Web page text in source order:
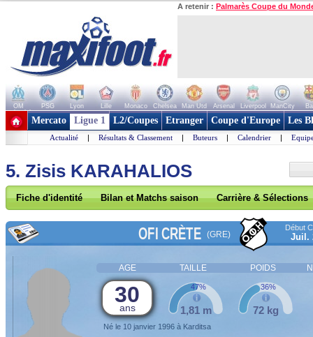
A retenir : Palmarès Coupe du
OM PSG Lyon Lille Monaco Chelsea Man Utd Arsenal Liverpool ManCity
+ de clubs
Mercato Ligue 1 L2/Coupes Etranger Coupe d'Europe Les
Actualité | Résultats & Classement | Buteurs | Calendrier |
5. Zisis KARAHALIOS
Fiche d'identité Bilan et Matchs saison Carrière & Sélections
OFI CRÈTE (GRE)
Début
Juil.
AGE TAILLE POIDS
30
ans
Né le 10 janvier 1996 à Karditsa
1,81 m
47%
72 kg
36%